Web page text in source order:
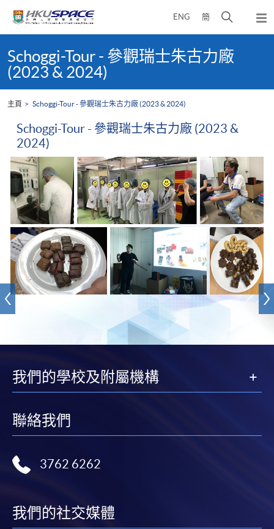
ENG 簡
開
搜
尋
面
彈
出
content
startSchoggi-Tour - 參觀瑞士朱古力廠
(2023 & 2024)
主頁 Schoggi-Tour - 參觀瑞士朱古力廠 (2023 & 2024)
Schoggi-Tour - 參觀瑞士朱古力廠 (2023 &
2024)
我們的學校及附屬機構
聯絡我們
3762 6262
我們的社交媒體